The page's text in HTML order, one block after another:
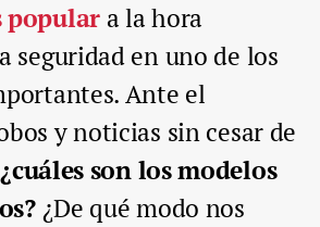
popular a la hora
seguridad en uno de los
Ante el
y noticias sin cesar de
¿cuáles son los modelos
¿De qué modo nos